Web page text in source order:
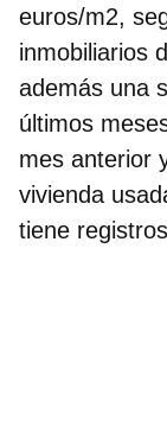
euros/m2,
inmobiliarios
además una
últimos
mes anterior
vivienda
tiene